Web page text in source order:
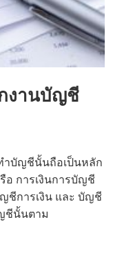
งานบัญชี
ำบัญชีนั้นถือเป็นหลัก
อ การเงินการบัญชี
ชีการเงิน และ บัญชี
ชีนั้นตาม